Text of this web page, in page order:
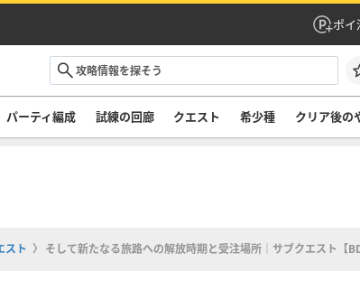
ポイ
パーティ編成 試練の回廊 クエスト 希少種 クリア後の
スト そして新たなる旅路への解放時期と受注場所｜サブクエスト【